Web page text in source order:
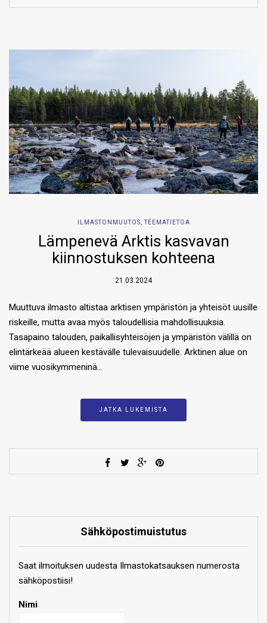
ILMASTONMUUTOS,TEEMATIETOA
Lämpenevä Arktis kasvavan
kiinnostuksen kohteena
21.03.2024
Muuttuva ilmasto altistaa arktisen ympäristön ja yhteisöt uusille
riskeille, mutta avaa myös taloudellisia mahdollisuuksia.
Tasapaino talouden, paikallisyhteisöjen ja ympäristön välillä on
elintärkeää alueen kestävälle tulevaisuudelle. Arktinen alue on
viime vuosikymmeninä…
JATKA LUKEMISTA
Sähköpostimuistutus
Saat ilmoituksen uudesta Ilmastokatsauksen numerosta
sähköpostiisi!
Nimi